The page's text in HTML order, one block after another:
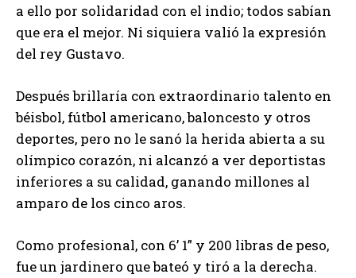
a ello por solidaridad con el indio; todos sabían
que era el mejor. Ni siquiera valió la expresión
del rey Gustavo.
Después brillaría con extraordinario talento en
béisbol, fútbol americano, baloncesto y otros
deportes, pero no le sanó la herida abierta a su
olímpico corazón, ni alcanzó a ver deportistas
inferiores a su calidad, ganando millones al
amparo de los cinco aros.
Como profesional, con 6’ 1” y 200 libras de peso,
fue un jardinero que bateó y tiró a la derecha.